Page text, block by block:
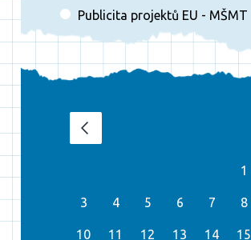
Publicita projektů EU - MŠMT
1
3 4 5 6 7 8
10 11 12 13 14 15